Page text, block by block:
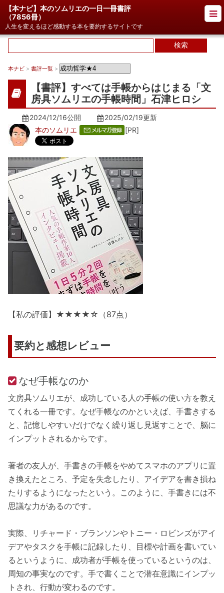
【本ナビ】本のソムリエの一日一冊書評
（7856冊）
人生を変えるほど感動する本を要約するサイトです
本ナビ > 書評一覧 >
【書評】すべては手帳からはじまる「文
房具ソムリエの手帳時間」石津ヒロシ
2024/12/16公開 2025/02/19更新
本のソムリエ
[PR]
【私の評価】★★★★☆（87点）
要約と感想レビュー
なぜ手帳なのか
文房具ソムリエが、成功している人の手帳の使い方を教え
てくれる一冊です。なぜ手帳なのかといえば、手書きする
と、記憶しやすいだけでなく繰り返し見返すことで、脳に
インプットされるからです。
著者の友人が、手書きの手帳をやめてスマホのアプリに置
き換えたところ、予定を失念したり、アイデアを書き損ね
たりするようになったという。このように、手書きには不
思議な力があるのです。
実際、リチャード・ブランソンやトニー・ロビンズがアイ
デアやタスクを手帳に記録したり、目標や計画を書いてい
るというように、成功者が手帳を使っているというのは、
周知の事実なのです。手で書くことで潜在意識にインプッ
トされ、行動が変わるのです。